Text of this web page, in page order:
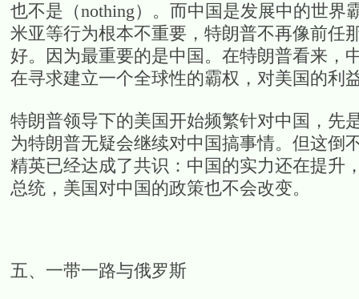
也不是（nothing）。而中国是发展中的世
米亚等行为根本不重要，特朗普不再像前任
好。因为最重要的是中国。在特朗普看来，
在寻求建立一个全球性的霸权，对美国的利
特朗普领导下的美国开始频繁针对中国，先
为特朗普无疑会继续对中国搞事情。但这倒
精英已经达成了共识：中国的实力还在提升
总统，美国对中国的政策也不会改变。
五、一带一路与俄罗斯